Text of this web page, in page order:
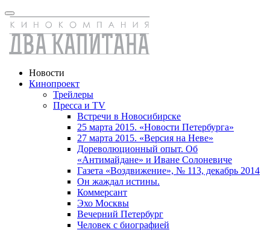
Новости
Кинопроект
Трейлеры
Пресса и TV
Встречи в Новосибирске
25 марта 2015. «Новости Петербурга»
27 марта 2015. «Версия на Неве»
Дореволюционный опыт. Об
«Антимайдане» и Иване Солоневиче
Газета «Воздвижение», № 113, декабрь 2014
Он жаждал истины.
Коммерсант
Эхо Москвы
Вечерний Петербург
Человек с биографией